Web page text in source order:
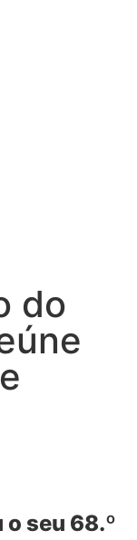
do
o seu 68.º